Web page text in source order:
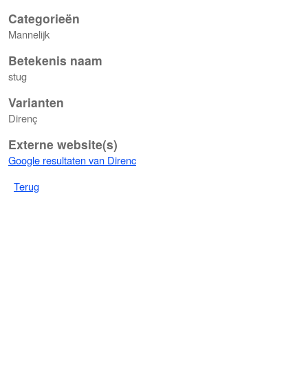
Categorieën
Mannelijk
Betekenis naam
stug
Varianten
Direnç
Externe website(s)
Google resultaten van Direnc
Terug